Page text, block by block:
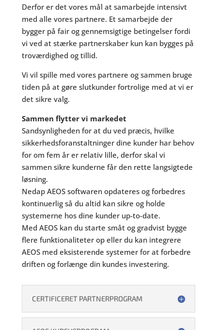
Derfor er det vores mål at samarbejde intensivt
med alle vores partnere. Et samarbejde der
bygger på fair og gennemsigtige betingelser fordi
vi ved at stærke partnerskaber kun kan bygges på
troværdighed og tillid.
Vi vil spille med vores partnere og sammen bruge
tiden på at gøre slutkunder fortrolige med at vi er
det sikre valg.
Sammen flytter vi markedet
Sandsynligheden for at du ved præcis, hvilke
sikkerhedsforanstaltninger dine kunder har behov
for om fem år er relativ lille, derfor skal vi
sammen sikre kunderne får den rette langsigtede
løsning.
Nedap AEOS softwaren opdateres og forbedres
kontinuerlig så du altid kan sikre og holde
systemerne hos dine kunder up-to-date.
Med AEOS kan du starte småt og gradvist bygge
flere funktionaliteter op eller du kan integrere
AEOS med eksisterende systemer for at forbedre
driften og forlænge din kundes investering.
CERTIFICERET PARTNERPROGRAM